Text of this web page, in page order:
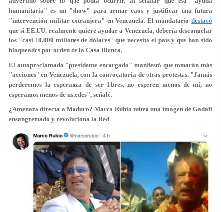
humanitaria" es un "show" para armar caos y justificar una futura
"intervención militar extranjera" en Venezuela. El mandatario destacó
que si EE.UU. realmente quiere ayudar a Venezuela, debería descongelar
los "casi 10.000 millones de dólares" que necesita el país y que han sido
bloqueados por orden de la Casa Blanca.
El autoproclamado "presidente encargado" manifestó que tomarán más
"acciones" en Venezuela, con la convocatoria de otras protestas. "Jamás
perderemos la esperanza de ser libres, no esperen menos de mí, no
esperamos menos de ustedes", señaló.
¿Amenaza directa a Maduro? Marco Rubio tuitea una imagen de Gadafi
ensangrentado y revoluciona la Red